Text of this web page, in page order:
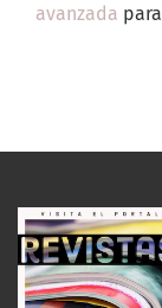
avanzada